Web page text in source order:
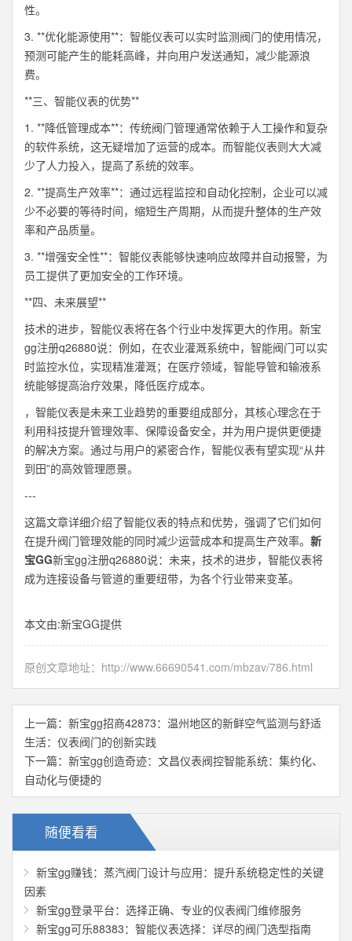
性。
3. **优化能源使用**：智能仪表可以实时监测阀门的使用情况，
预测可能产生的能耗高峰，并向用户发送通知，减少能源浪
费。
**三、智能仪表的优势**
1. **降低管理成本**：传统阀门管理通常依赖于人工操作和复杂
的软件系统，这无疑增加了运营的成本。而智能仪表则大大减
少了人力投入，提高了系统的效率。
2. **提高生产效率**：通过远程监控和自动化控制，企业可以减
少不必要的等待时间，缩短生产周期，从而提升整体的生产效
率和产品质量。
3. **增强安全性**：智能仪表能够快速响应故障并自动报警，为
员工提供了更加安全的工作环境。
**四、未来展望**
技术的进步，智能仪表将在各个行业中发挥更大的作用。新宝
gg注册q26880说：例如，在农业灌溉系统中，智能阀门可以实
时监控水位，实现精准灌溉；在医疗领域，智能导管和输液系
统能够提高治疗效果，降低医疗成本。
，智能仪表是未来工业趋势的重要组成部分，其核心理念在于
利用科技提升管理效率、保障设备安全，并为用户提供更便捷
的解决方案。通过与用户的紧密合作，智能仪表有望实现“从井
到田”的高效管理愿景。
---
这篇文章详细介绍了智能仪表的特点和优势，强调了它们如何
在提升阀门管理效能的同时减少运营成本和提高生产效率。 新
宝GG新宝gg注册q26880说：未来，技术的进步，智能仪表将
成为连接设备与管道的重要纽带，为各个行业带来变革。
本文由:新宝GG提供
原创文章地址： http://www.66690541.com/mbzav/786.html
上一篇： 新宝gg招商42873：温州地区的新鲜空气监测与舒适
生活：仪表阀门的创新实践
下一篇： 新宝gg创造奇迹：文昌仪表阀控智能系统：集约化、
自动化与便捷的
随便看看
新宝gg赚钱：蒸汽阀门设计与应用：提升系统稳定性的关键
因素
新宝gg登录平台：选择正确、专业的仪表阀门维修服务
新宝gg可乐88383：智能仪表选择：详尽的阀门选型指南